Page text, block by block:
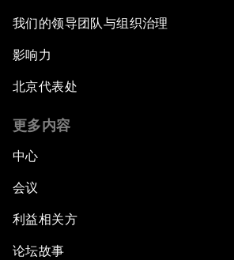
我们的领导团队与组织治理
影响力
北京代表处
更多内容
中心
会议
利益相关方
论坛故事